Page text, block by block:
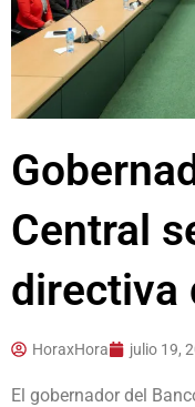
Central
directiva
HoraxHora julio 19,
El gobernador del